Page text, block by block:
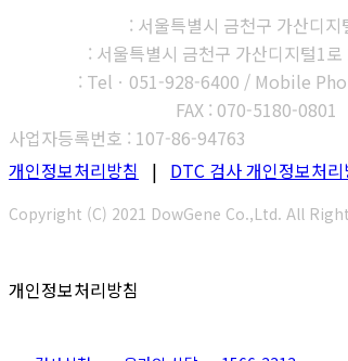
: 서울특별시 금천구 가산디
: 서울특별시 금천구 가산디지털1
: Telㆍ051-928-6400 / Mobile
FAX : 070-5180-0801
사업자등록번호 : 107-86-94763
개인정보처리방침 | DTC 검사 개인정보처리
Copyright (C) 2021 DowGene Co.,Ltd. All
개인정보처리방침